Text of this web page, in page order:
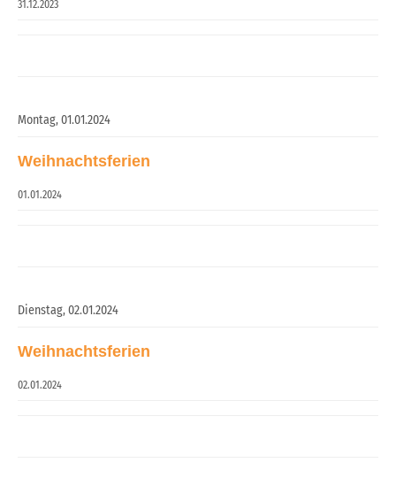
31.12.2023
Montag,01.01.2024
Weihnachtsferien
01.01.2024
Dienstag,02.01.2024
Weihnachtsferien
02.01.2024